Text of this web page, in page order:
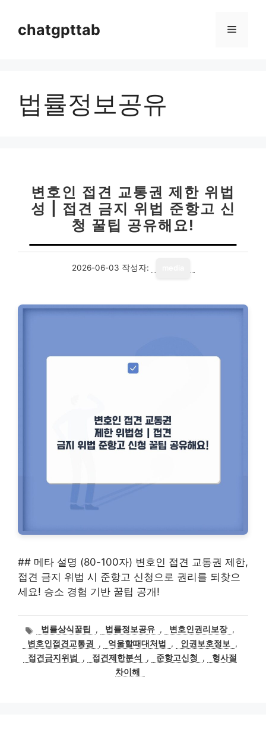
chatgpttab 메
법률정보공유
변호인 접견 교통권 제한 위법
성 | 접견 금지 위법 준항고 신
청 꿀팁 공유해요!
2026-06-03 작성자:
## 메타 설명 (80-100자) 변호인 접견 교통권 제한,
접견 금지 위법 시 준항고 신청으로 권리를 되찾으
세요! 승소 경험 기반 꿀팁 공개!
태
그
법률상식꿀팁 , 법률정보공유 , 변호인권리보장 ,
변호인접견교통권
, 억울할때대처법 , 인권보호정보
,
접견금지위법
, 접견제한분석 , 준항고신청 ,
형사절
차이해